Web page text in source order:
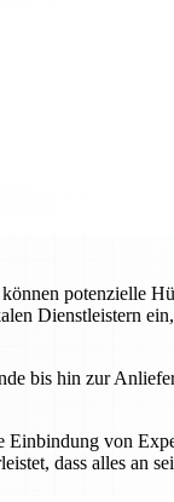
potenzielle
Dienstleistern
bis hin zur
von
dass alles an